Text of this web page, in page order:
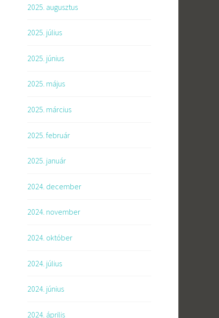
2025. augusztus
2025. július
2025. június
2025. május
2025. március
2025. február
2025. január
2024. december
2024. november
2024. október
2024. július
2024. június
2024. április